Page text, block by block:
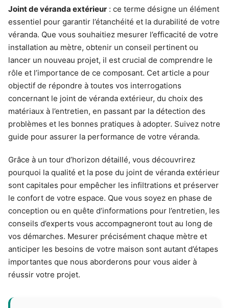
Joint de véranda extérieur : ce terme désigne un élément
essentiel pour garantir l’étanchéité et la durabilité de votre
véranda. Que vous souhaitiez mesurer l’efficacité de votre
installation au mètre, obtenir un conseil pertinent ou
lancer un nouveau projet, il est crucial de comprendre le
rôle et l’importance de ce composant. Cet article a pour
objectif de répondre à toutes vos interrogations
concernant le joint de véranda extérieur, du choix des
matériaux à l’entretien, en passant par la détection des
problèmes et les bonnes pratiques à adopter. Suivez notre
guide pour assurer la performance de votre véranda.
Grâce à un tour d’horizon détaillé, vous découvrirez
pourquoi la qualité et la pose du joint de véranda extérieur
sont capitales pour empêcher les infiltrations et préserver
le confort de votre espace. Que vous soyez en phase de
conception ou en quête d’informations pour l’entretien, les
conseils d’experts vous accompagneront tout au long de
vos démarches. Mesurer précisément chaque mètre et
anticiper les besoins de votre maison sont autant d’étapes
importantes que nous aborderons pour vous aider à
réussir votre projet.